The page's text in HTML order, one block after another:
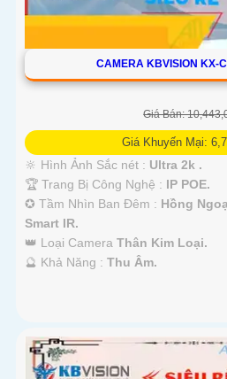
CAMERA KBVISION KX-
Giá Bán:
Giá Khuyến Mại:
🔆 Hình Ảnh Sắc nét : Ultra 2k .
🏆 Trang Bị Công Nghệ : IP POE.
✪ Tầm Nhìn Ban Đêm : Hồng
Smart IR.
👑 Loại Camera Thân Kim Loại.
️🔮 Khả Năng : Thu Âm.